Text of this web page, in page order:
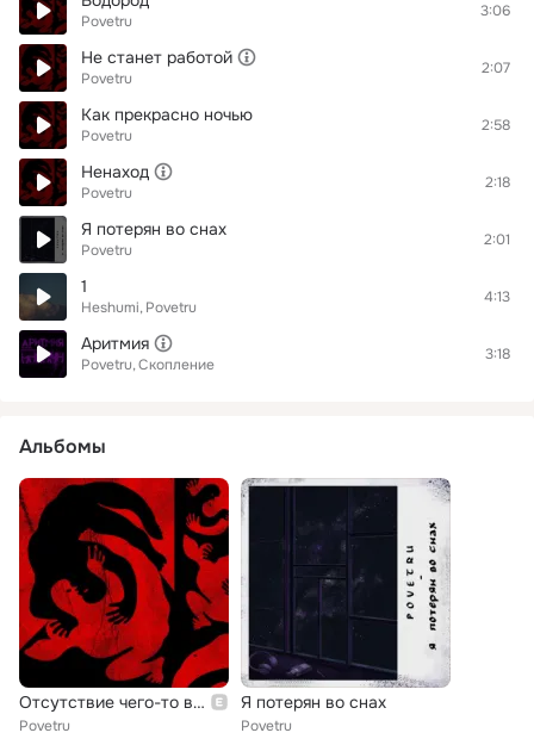
Povetru
3:06
Не станет работой
Povetru
2:07
Как прекрасно ночью
Povetru
2:58
Ненаход
Povetru
2:18
Я потерян во снах
Povetru
2:01
1
Heshumi Povetru
4:13
Аритмия
Povetru Скопление
3:18
Альбомы
Отсутствие чего-то важного
Povetru
Я потерян во снах
Povetru